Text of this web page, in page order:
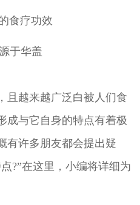
于华盖
越来越广泛白被人们食
成与它自身的特点有着极
有许多朋友都会提出疑
?”在这里，小编将详细为